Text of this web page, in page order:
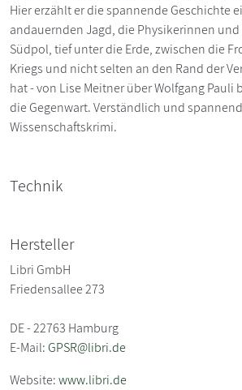
Hier erzählt er die spannende Geschichte
andauernden Jagd, die Physikerinnen
Südpol, tief unter die Erde, zwischen die
Kriegs und nicht selten an den Rand der
hat - von Lise Meitner über Wolfgang
die Gegenwart. Verständlich und
Wissenschaftskrimi.
Technik
Hersteller
Libri GmbH
Friedensallee 273
DE - 22763 Hamburg
E-Mail:GPSR@libri.de
Website:www.libri.de